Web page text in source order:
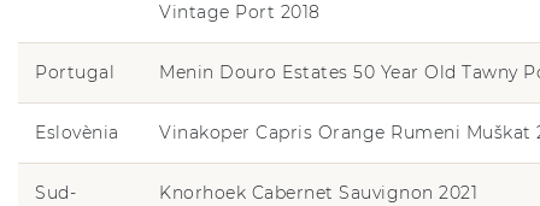
Vintage Port 2018
Portugal Menin Douro Estates 50 Year Old Tawny
Eslovènia Vinakoper Capris Orange Rumeni Muškat
Sud-
Knorhoek Cabernet Sauvignon 2021